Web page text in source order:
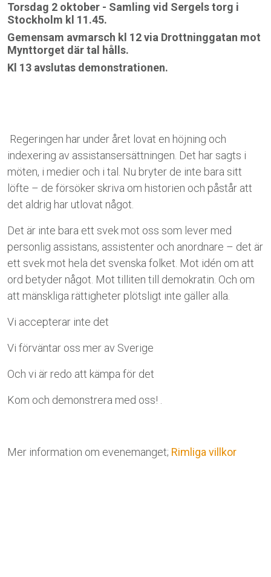
Torsdag 2 oktober - Samling vid Sergels torg i
Stockholm kl 11.45.
Gemensam avmarsch kl 12 via Drottninggatan mot
Mynttorget där tal hålls.
Kl 13 avslutas demonstrationen.
Regeringen har under året lovat en höjning och
indexering av assistansersättningen. Det har sagts i
möten, i medier och i tal. Nu bryter de inte bara sitt
löfte – de försöker skriva om historien och påstår att
det aldrig har utlovat något.
Det är inte bara ett svek mot oss som lever med
personlig assistans, assistenter och anordnare – det är
ett svek mot hela det svenska folket. Mot idén om att
ord betyder något. Mot tilliten till demokratin. Och om
att mänskliga rättigheter plötsligt inte gäller alla.
Vi accepterar inte det
Vi förväntar oss mer av Sverige
Och vi är redo att kämpa för det
Kom och demonstrera med oss! .
Mer information om evenemanget; Rimliga villkor